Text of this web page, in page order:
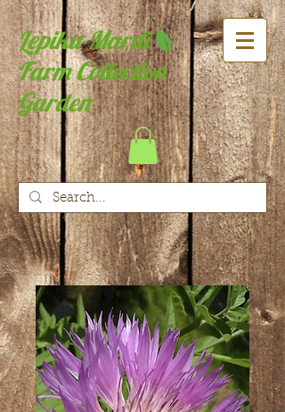
Lepiku-Mardi
Farm Collection
Garden